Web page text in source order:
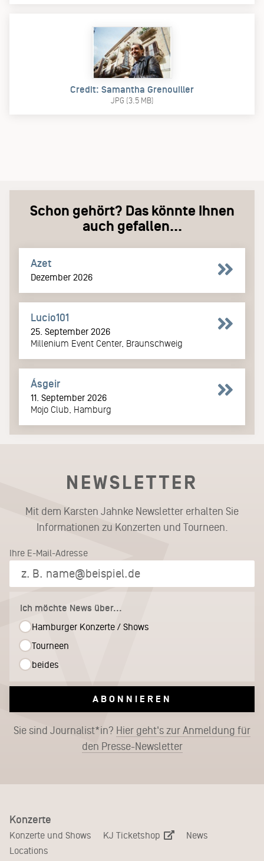
Credit: Samantha Grenouiller
JPG (3.5 MB)
Schon gehört? Das könnte Ihnen
auch gefallen...
Azet
Dezember 2026
Lucio101
25. September 2026
Millenium Event Center, Braunschweig
Ásgeir
11. September 2026
Mojo Club, Hamburg
NEWSLETTER
Mit dem Karsten Jahnke Newsletter erhalten Sie
Informationen zu Konzerten und Tourneen.
Ihre E-Mail-Adresse
Ich möchte News über...
Hamburger Konzerte / Shows
Tourneen
beides
ABONNIEREN
Sie sind Journalist*in? Hier geht's zur Anmeldung für
den Presse-Newsletter
Konzerte
Konzerte und Shows KJ Ticketshop
News
Locations